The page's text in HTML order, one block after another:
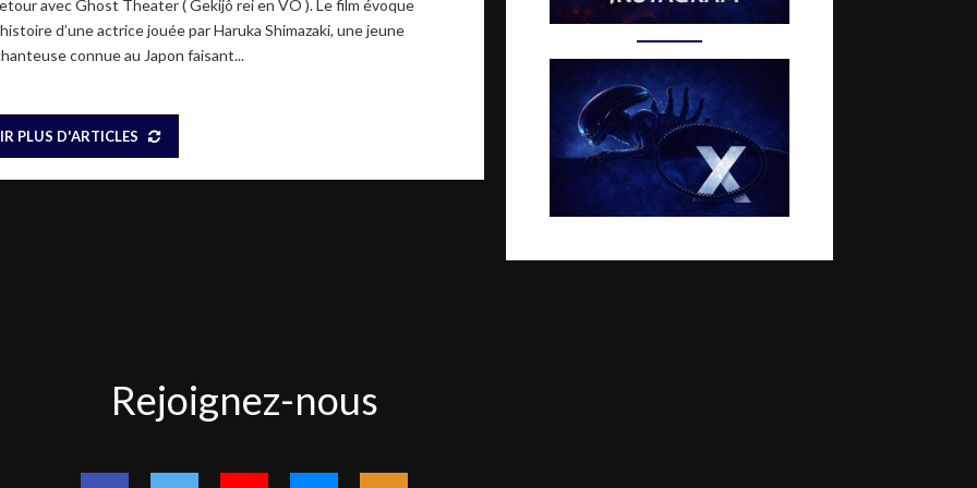
avec Ghost Theater ( Gekijô rei en VO ). Le film évoque
d’une actrice jouée par Haruka Shimazaki, une jeune
connue au Japon faisant...
PLUS D'ARTICLES
nous
Rejoignez-nous